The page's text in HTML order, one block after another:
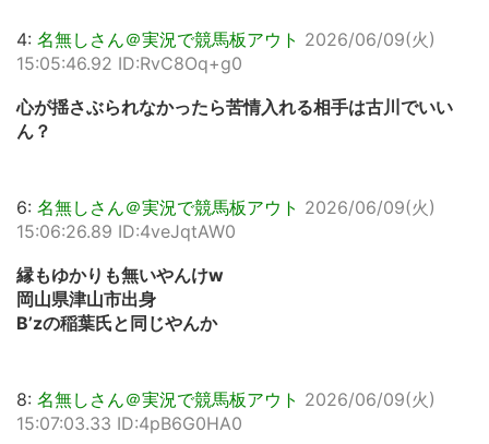
4: 名無しさん＠実況で競馬板アウト 2026/06/09(火)
15:05:46.92 ID:RvC8Oq+g0
心が揺さぶられなかったら苦情入れる相手は古川でいい
ん？
6: 名無しさん＠実況で競馬板アウト 2026/06/09(火)
15:06:26.89 ID:4veJqtAW0
縁もゆかりも無いやんけw
岡山県津山市出身
B’zの稲葉氏と同じやんか
8: 名無しさん＠実況で競馬板アウト 2026/06/09(火)
15:07:03.33 ID:4pB6G0HA0